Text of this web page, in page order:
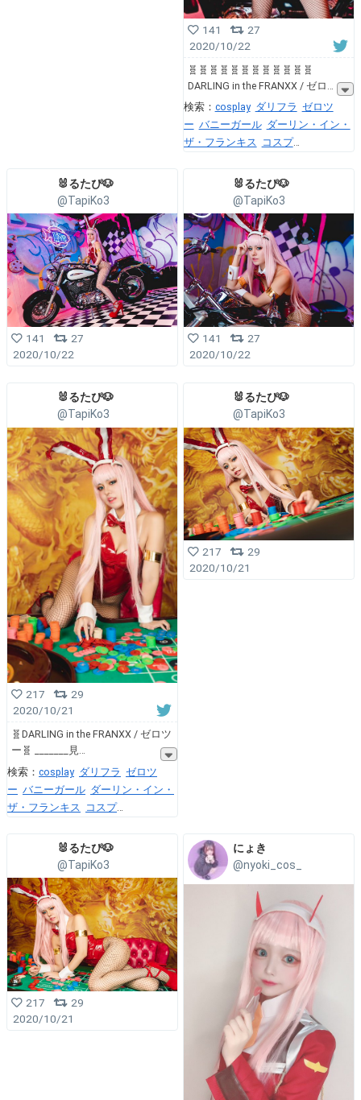
141
27
2020/10/22
🧬🧬🧬🧬🧬🧬🧬🧬🧬🧬🧬🧬
DARLING in the FRANXX / ゼロ
検索： cosplay ダリフラ ゼロツ
ー バニーガール ダーリン・イン・
ザ・フランキス コスプ
studioMacaron Macaronnight
🐰るたぴ🐶
@TapiKo3
141
27
2020/10/22
🐰るたぴ🐶
@TapiKo3
141
27
2020/10/22
🐰るたぴ🐶
@TapiKo3
217
29
2020/10/21
🧬DARLING in the FRANXX / ゼロツ
ー🧬 _______見
検索： cosplay ダリフラ ゼロツ
ー バニーガール ダーリン・イン・
ザ・フランキス
コスプ
🐰るたぴ🐶
@TapiKo3
217
29
2020/10/21
🐰るたぴ🐶
@TapiKo3
217
29
2020/10/21
にょき
@nyoki_cos_